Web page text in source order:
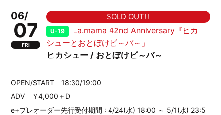
06/
07
FRI
SOLD OUT!!!
U-19
La.mama 42nd Anniversary『ヒカ
シューとおとぼけビ～バ～」
ヒカシュー / おとぼけビ～バ～
OPEN/START 18:30/19:00
ADV ￥4,000＋D
e+プレオーダー先行受付期間 : 4/24(水) 18:00 ～ 5/1(水) 23:5